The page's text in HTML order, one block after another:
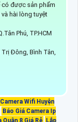
có được sản phẩm
hài lòng tuyệt
Phú, TP.HCM
Đông, Bình Tân,
Wifi Huyện
Báo Giá Camera Ip
8 Giá Rẻ
Lắp